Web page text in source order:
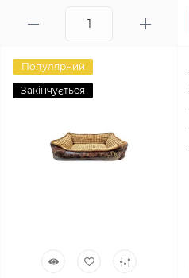
Популярний
Закінчується